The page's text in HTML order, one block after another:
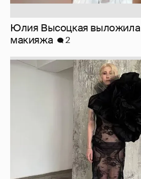
Журналистка Сулим